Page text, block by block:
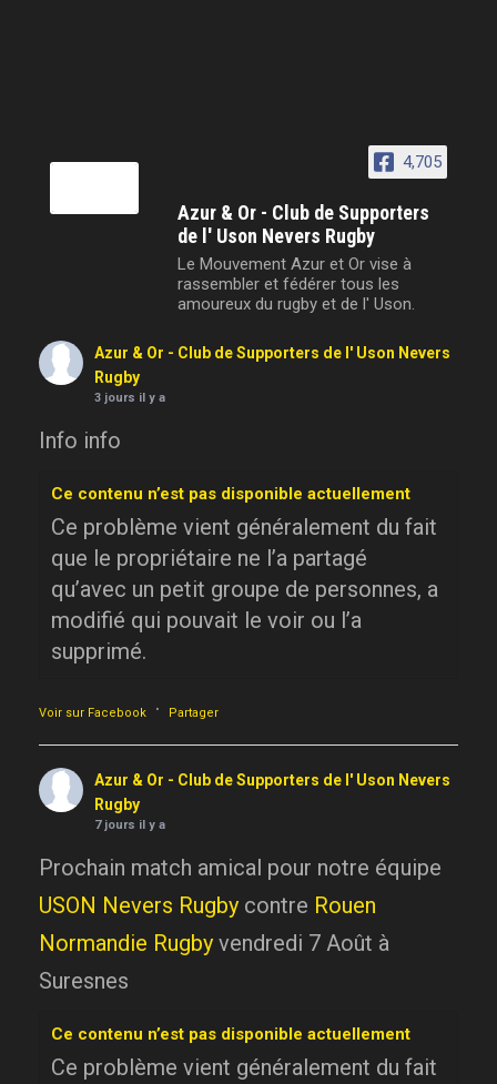
4,705
Azur & Or - Club de Supporters
de l' Uson Nevers Rugby
Le Mouvement Azur et Or vise à
rassembler et fédérer tous les
amoureux du rugby et de l' Uson.
Azur & Or - Club de Supporters de l' Uson Nevers
Rugby
3 jours il y a
Info info
Ce contenu n’est pas disponible actuellement
Ce problème vient généralement du fait
que le propriétaire ne l’a partagé
qu’avec un petit groupe de personnes, a
modifié qui pouvait le voir ou l’a
supprimé.
Voir sur Facebook · Partager
Azur & Or - Club de Supporters de l' Uson Nevers
Rugby
7 jours il y a
Prochain match amical pour notre équipe
USON Nevers Rugby contre Rouen
Normandie Rugby vendredi 7 Août à
Suresnes
Ce contenu n’est pas disponible actuellement
Ce problème vient généralement du fait